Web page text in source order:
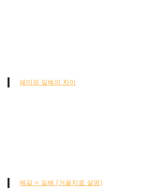
페미와 일베의 차이
메갈 = 일베 (거울치료 설명)